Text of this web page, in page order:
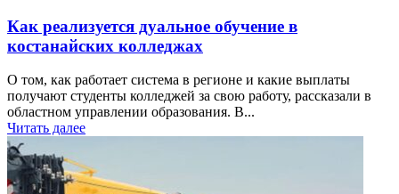
Как реализуется дуальное обучение в
костанайских колледжах
О том, как работает система в регионе и какие выплаты
получают студенты колледжей за свою работу, рассказали в
областном управлении образования. В...
Читать далее